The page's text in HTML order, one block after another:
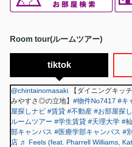
Room tour(ルームツアー)
tiktok
@chintainomasaki 【ダイニングキッ
みやすさ◎の立地】 #物件No7417 #キ
屋探しナビ #賃貸 #不動産 #お部屋探し
ルームツアー #学生賃貸 #天理大学 #
部キャンパス #医療学部キャンパス #
店 ♬ Feels (feat. Pharrell Williams,